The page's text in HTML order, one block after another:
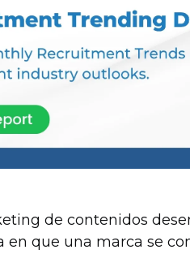
de contenidos
en que una marca se